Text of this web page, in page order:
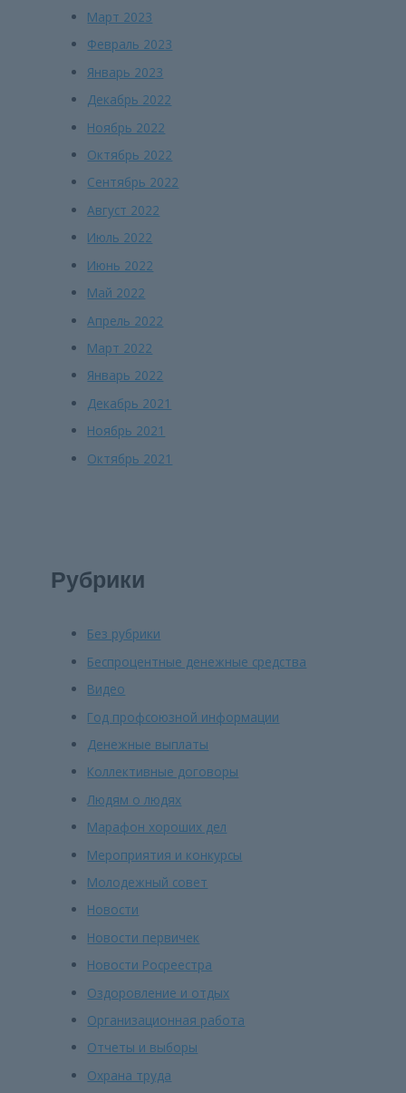
Март 2023
Февраль 2023
Январь 2023
Декабрь 2022
Ноябрь 2022
Октябрь 2022
Сентябрь 2022
Август 2022
Июль 2022
Июнь 2022
Май 2022
Апрель 2022
Март 2022
Январь 2022
Декабрь 2021
Ноябрь 2021
Октябрь 2021
Рубрики
Без рубрики
Беспроцентные денежные средства
Видео
Год профсоюзной информации
Денежные выплаты
Коллективные договоры
Людям о людях
Марафон хороших дел
Мероприятия и конкурсы
Молодежный совет
Новости
Новости первичек
Новости Росреестра
Оздоровление и отдых
Организационная работа
Отчеты и выборы
Охрана труда